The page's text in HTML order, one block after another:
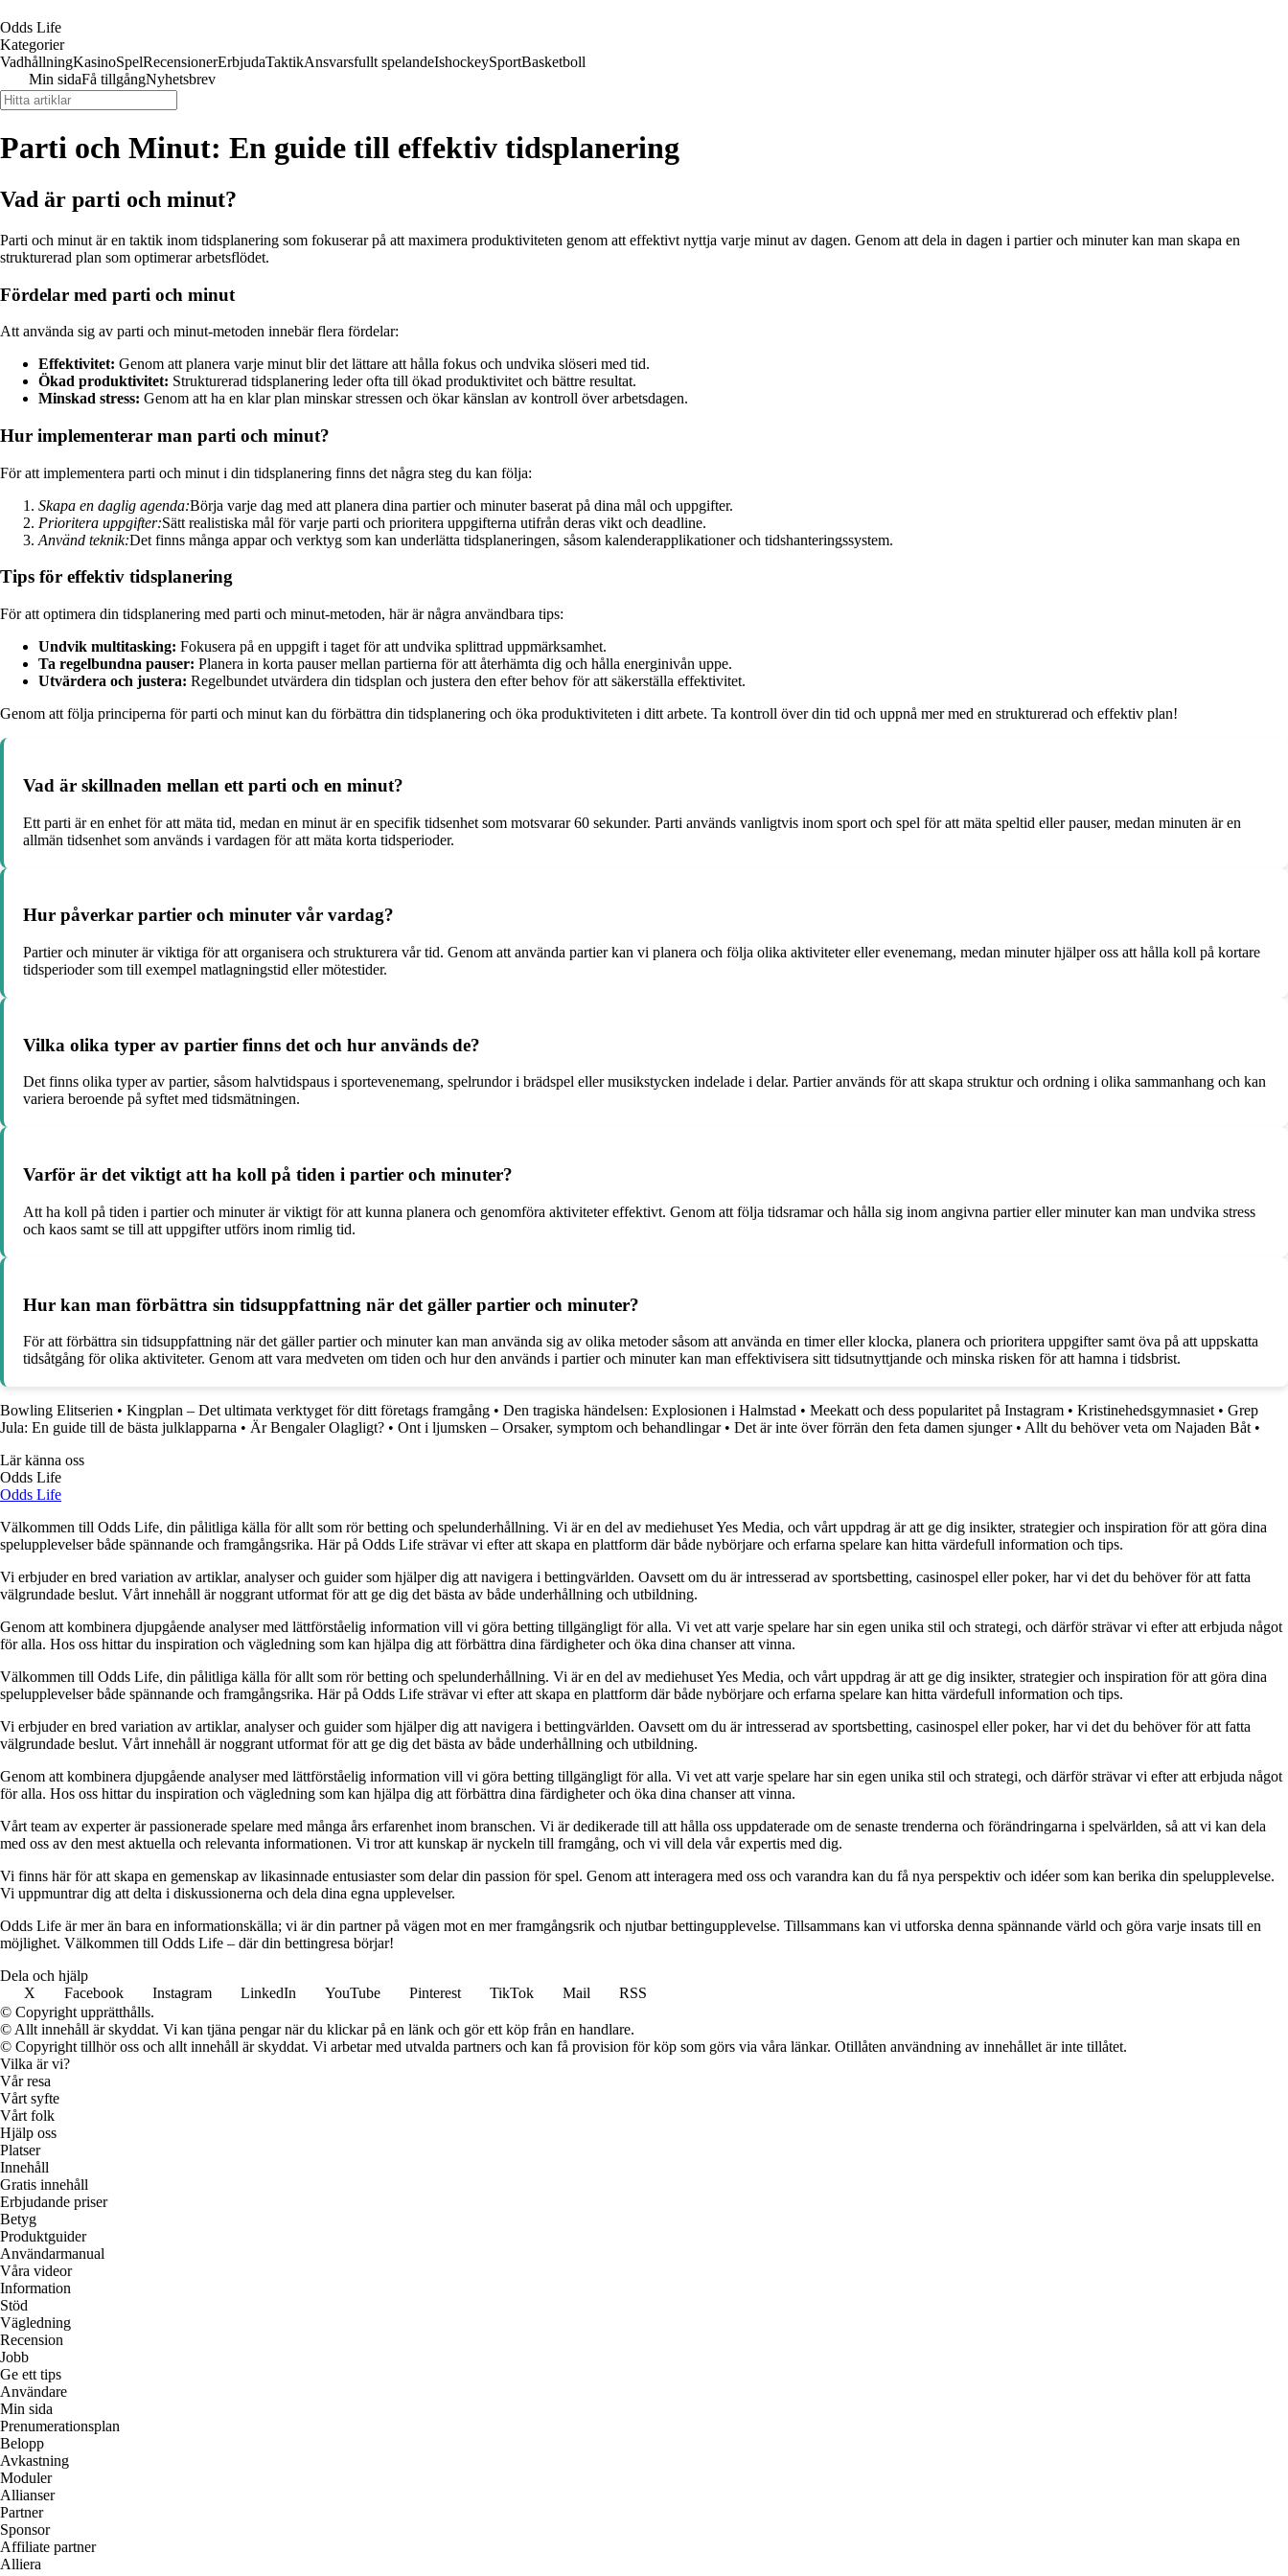
Odds Life
Kategorier
VadhållningKasinoSpelRecensionerErbjudaTaktikAnsvarsfullt spelandeIshockeySportBasketboll
Min sidaFå tillgångNyhetsbrev
Parti och Minut: En guide till effektiv tidsplanering
Vad är parti och minut?
Parti och minut är en taktik inom tidsplanering som fokuserar på att maximera produktiviteten genom att effektivt nyttja varje minut av dagen. Genom att dela in dagen i partier och minuter kan man skapa en
strukturerad plan som optimerar arbetsflödet.
Fördelar med parti och minut
Att använda sig av parti och minut-metoden innebär flera fördelar:
Effektivitet: Genom att planera varje minut blir det lättare att hålla fokus och undvika slöseri med tid.
Ökad produktivitet: Strukturerad tidsplanering leder ofta till ökad produktivitet och bättre resultat.
Minskad stress: Genom att ha en klar plan minskar stressen och ökar känslan av kontroll över arbetsdagen.
Hur implementerar man parti och minut?
För att implementera parti och minut i din tidsplanering finns det några steg du kan följa:
Skapa en daglig agenda:Börja varje dag med att planera dina partier och minuter baserat på dina mål och uppgifter.
Prioritera uppgifter:Sätt realistiska mål för varje parti och prioritera uppgifterna utifrån deras vikt och deadline.
Använd teknik:Det finns många appar och verktyg som kan underlätta tidsplaneringen, såsom kalenderapplikationer och tidshanteringssystem.
Tips för effektiv tidsplanering
För att optimera din tidsplanering med parti och minut-metoden, här är några användbara tips:
Undvik multitasking: Fokusera på en uppgift i taget för att undvika splittrad uppmärksamhet.
Ta regelbundna pauser: Planera in korta pauser mellan partierna för att återhämta dig och hålla energinivån uppe.
Utvärdera och justera: Regelbundet utvärdera din tidsplan och justera den efter behov för att säkerställa effektivitet.
Genom att följa principerna för parti och minut kan du förbättra din tidsplanering och öka produktiviteten i ditt arbete. Ta kontroll över din tid och uppnå mer med en strukturerad och effektiv plan!
Vad är skillnaden mellan ett parti och en minut?
Ett parti är en enhet för att mäta tid, medan en minut är en specifik tidsenhet som motsvarar 60 sekunder. Parti används vanligtvis inom sport och spel för att mäta speltid eller pauser, medan minuten är en
allmän tidsenhet som används i vardagen för att mäta korta tidsperioder.
Hur påverkar partier och minuter vår vardag?
Partier och minuter är viktiga för att organisera och strukturera vår tid. Genom att använda partier kan vi planera och följa olika aktiviteter eller evenemang, medan minuter hjälper oss att hålla koll på kortare
tidsperioder som till exempel matlagningstid eller mötestider.
Vilka olika typer av partier finns det och hur används de?
Det finns olika typer av partier, såsom halvtidspaus i sportevenemang, spelrundor i brädspel eller musikstycken indelade i delar. Partier används för att skapa struktur och ordning i olika sammanhang och kan
variera beroende på syftet med tidsmätningen.
Varför är det viktigt att ha koll på tiden i partier och minuter?
Att ha koll på tiden i partier och minuter är viktigt för att kunna planera och genomföra aktiviteter effektivt. Genom att följa tidsramar och hålla sig inom angivna partier eller minuter kan man undvika stress
och kaos samt se till att uppgifter utförs inom rimlig tid.
Hur kan man förbättra sin tidsuppfattning när det gäller partier och minuter?
För att förbättra sin tidsuppfattning när det gäller partier och minuter kan man använda sig av olika metoder såsom att använda en timer eller klocka, planera och prioritera uppgifter samt öva på att uppskatta
tidsåtgång för olika aktiviteter. Genom att vara medveten om tiden och hur den används i partier och minuter kan man effektivisera sitt tidsutnyttjande och minska risken för att hamna i tidsbrist.
Bowling Elitserien • Kingplan – Det ultimata verktyget för ditt företags framgång • Den tragiska händelsen: Explosionen i Halmstad • Meekatt och dess popularitet på Instagram • Kristinehedsgymnasiet • Grep
Jula: En guide till de bästa julklapparna • Är Bengaler Olagligt? • Ont i ljumsken – Orsaker, symptom och behandlingar• Det är inte över förrän den feta damen sjunger• Allt du behöver veta om Najaden Båt •
Lär känna oss
Odds Life
Odds Life
Välkommen till Odds Life, din pålitliga källa för allt som rör betting och spelunderhållning. Vi är en del av mediehuset Yes Media, och vårt uppdrag är att ge dig insikter, strategier och inspiration för att göra dina
spelupplevelser både spännande och framgångsrika. Här på Odds Life strävar vi efter att skapa en plattform där både nybörjare och erfarna spelare kan hitta värdefull information och tips.
Vi erbjuder en bred variation av artiklar, analyser och guider som hjälper dig att navigera i bettingvärlden. Oavsett om du är intresserad av sportsbetting, casinospel eller poker, har vi det du behöver för att fatta
välgrundade beslut. Vårt innehåll är noggrant utformat för att ge dig det bästa av både underhållning och utbildning.
Genom att kombinera djupgående analyser med lättförståelig information vill vi göra betting tillgängligt för alla. Vi vet att varje spelare har sin egen unika stil och strategi, och därför strävar vi efter att erbjuda något
för alla. Hos oss hittar du inspiration och vägledning som kan hjälpa dig att förbättra dina färdigheter och öka dina chanser att vinna.
Välkommen till Odds Life, din pålitliga källa för allt som rör betting och spelunderhållning. Vi är en del av mediehuset Yes Media, och vårt uppdrag är att ge dig insikter, strategier och inspiration för att göra dina
spelupplevelser både spännande och framgångsrika. Här på Odds Life strävar vi efter att skapa en plattform där både nybörjare och erfarna spelare kan hitta värdefull information och tips.
Vi erbjuder en bred variation av artiklar, analyser och guider som hjälper dig att navigera i bettingvärlden. Oavsett om du är intresserad av sportsbetting, casinospel eller poker, har vi det du behöver för att fatta
välgrundade beslut. Vårt innehåll är noggrant utformat för att ge dig det bästa av både underhållning och utbildning.
Genom att kombinera djupgående analyser med lättförståelig information vill vi göra betting tillgängligt för alla. Vi vet att varje spelare har sin egen unika stil och strategi, och därför strävar vi efter att erbjuda något
för alla. Hos oss hittar du inspiration och vägledning som kan hjälpa dig att förbättra dina färdigheter och öka dina chanser att vinna.
Vårt team av experter är passionerade spelare med många års erfarenhet inom branschen. Vi är dedikerade till att hålla oss uppdaterade om de senaste trenderna och förändringarna i spelvärlden, så att vi kan dela
med oss av den mest aktuella och relevanta informationen. Vi tror att kunskap är nyckeln till framgång, och vi vill dela vår expertis med dig.
Vi finns här för att skapa en gemenskap av likasinnade entusiaster som delar din passion för spel. Genom att interagera med oss och varandra kan du få nya perspektiv och idéer som kan berika din spelupplevelse.
Vi uppmuntrar dig att delta i diskussionerna och dela dina egna upplevelser.
Odds Life är mer än bara en informationskälla; vi är din partner på vägen mot en mer framgångsrik och njutbar bettingupplevelse. Tillsammans kan vi utforska denna spännande värld och göra varje insats till en
möjlighet. Välkommen till Odds Life – där din bettingresa börjar!
Dela och hjälp
X
Facebook Instagram LinkedIn YouTube Pinterest TikTok Mail
RSS
© Copyright upprätthålls.
© Allt innehåll är skyddat. Vi kan tjäna pengar när du klickar på en länk och gör ett köp från en handlare.
© Copyright tillhör oss och allt innehåll är skyddat. Vi arbetar med utvalda partners och kan få provision för köp som görs via våra länkar. Otillåten användning av innehållet är inte tillåtet.
Vilka är vi?
Vår resa
Vårt syfte
Vårt folk
Hjälp oss
Platser
Innehåll
Gratis innehåll
Erbjudande priser
Betyg
Produktguider
Användarmanual
Våra videor
Information
Stöd
Vägledning
Recension
Jobb
Ge ett tips
Användare
Min sida
Prenumerationsplan
Belopp
Avkastning
Moduler
Allianser
Partner
Sponsor
Affiliate partner
Alliera